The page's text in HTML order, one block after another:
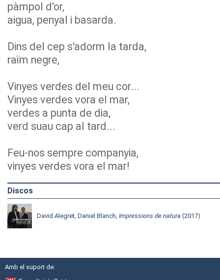
pàmpol d'or,
aigua, penyal i basarda.
Dins del cep s'adorm la tarda,
raïm negre,
Vinyes verdes del meu cor...
Vinyes verdes vora el mar,
verdes a punta de dia,
verd suau cap al tard...
Feu-nos sempre companyia,
vinyes verdes vora el mar!
Discos
David Alegret, Daniel Blanch, Impressions de natura (2017)
Amb el suport de: